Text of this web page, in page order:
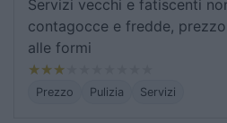
Servizi vecchi e fatiscenti
contagocce e fredde,
alle formi
Prezzo Pulizia Servizi